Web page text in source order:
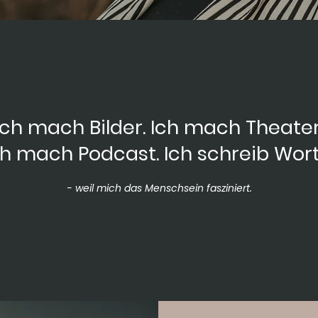
mach Bilder. Ich mach
mach Podcast. Ich schreib
- weil mich das Menschsein fasziniert.